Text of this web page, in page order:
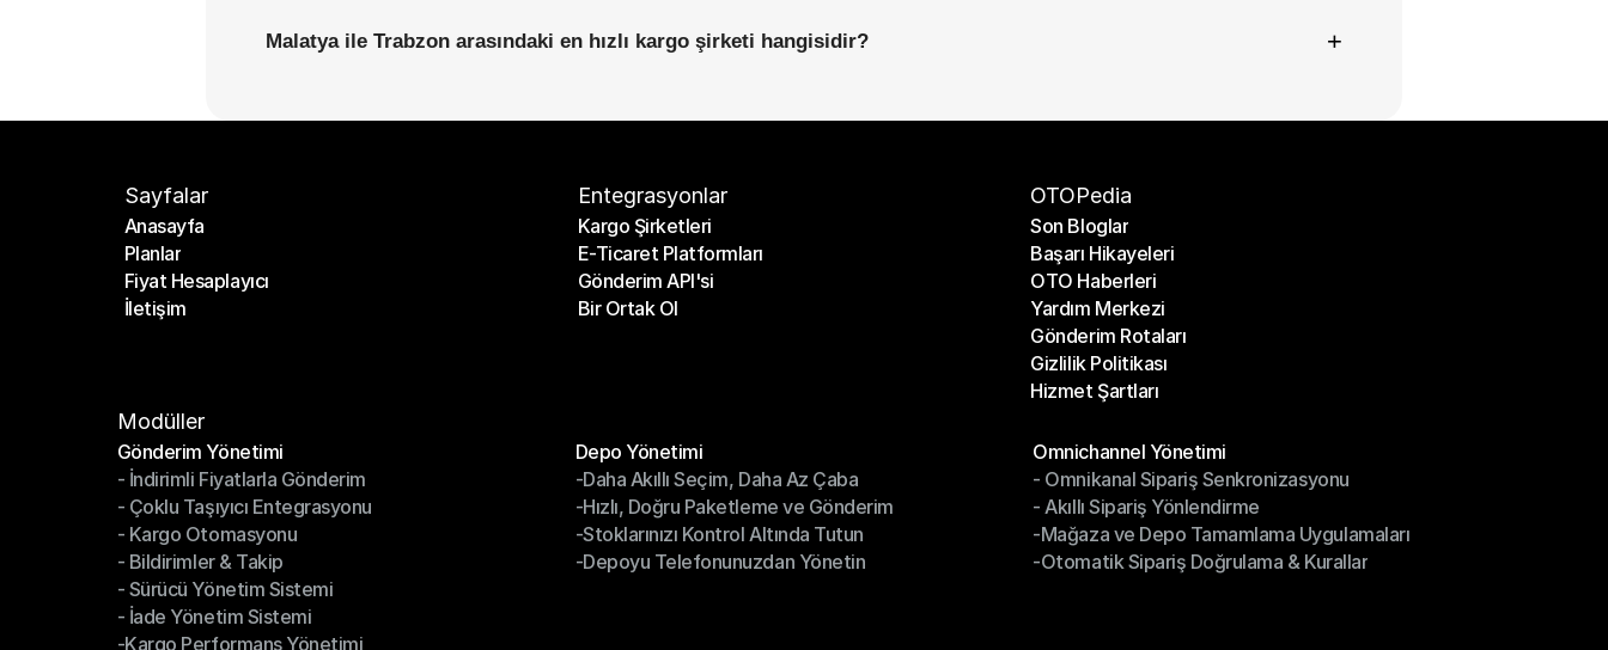
Malatya ile Trabzon arasındaki en hızlı kargo şirketi hangisidir? +
Sayfalar
Anasayfa
Anasayfa
Planlar
Planlar
Fiyat Hesaplayıcı
Fiyat Hesaplayıcı
İletişim
Entegrasyonlar
Kargo Şirketleri
Kargo Şirketleri
E-Ticaret Platformları
E-Ticaret Platformları
Gönderim API'si
Gönderim API'si
Bir Ortak Ol
OTOPedia
Son Bloglar
Son Bloglar
Başarı Hikayeleri
Başarı Hikayeleri
OTO Haberleri
OTO Haberleri
Yardım Merkezi
Yardım Merkezi
Gönderim Rotaları
Gönderim Rotaları
Gizlilik Politikası
Gizlilik Politikası
Hizmet Şartları
Modüller
Gönderim Yönetimi
Gönderim Yönetimi
- İndirimli Fiyatlarla Gönderim
- İndirimli Fiyatlarla Gönderim
- Çoklu Taşıyıcı Entegrasyonu
- Çoklu Taşıyıcı Entegrasyonu
- Kargo Otomasyonu
- Kargo Otomasyonu
- Bildirimler & Takip
- Bildirimler & Takip
- Sürücü Yönetim Sistemi
- Sürücü Yönetim Sistemi
- İade Yönetim Sistemi
- İade Yönetim Sistemi
-Kargo Performans Yönetimi
Depo Yönetimi
Depo Yönetimi
-Daha Akıllı Seçim, Daha Az Çaba
-Daha Akıllı Seçim, Daha Az Çaba
-Hızlı, Doğru Paketleme ve Gönderim
-Hızlı, Doğru Paketleme ve Gönderim
-Stoklarınızı Kontrol Altında Tutun
-Stoklarınızı Kontrol Altında Tutun
-Depoyu Telefonunuzdan Yönetin
Omnichannel Yönetimi
Omnichannel Yönetimi
- Omnikanal Sipariş Senkronizasyonu
- Omnikanal Sipariş Senkronizasyonu
- Akıllı Sipariş Yönlendirme
- Akıllı Sipariş Yönlendirme
-Mağaza ve Depo Tamamlama Uygulamaları
-Mağaza ve Depo Tamamlama Uygulamaları
-Otomatik Sipariş Doğrulama & Kurallar